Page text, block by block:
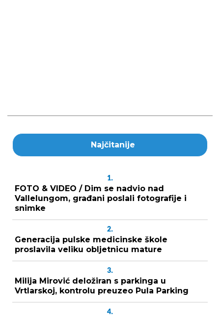
Najčitanije
1.
FOTO & VIDEO / Dim se nadvio nad
Vallelungom, građani poslali fotografije i
snimke
2.
Generacija pulske medicinske škole
proslavila veliku obljetnicu mature
3.
Milija Mirović deložiran s parkinga u
Vrtlarskoj, kontrolu preuzeo Pula Parking
4.